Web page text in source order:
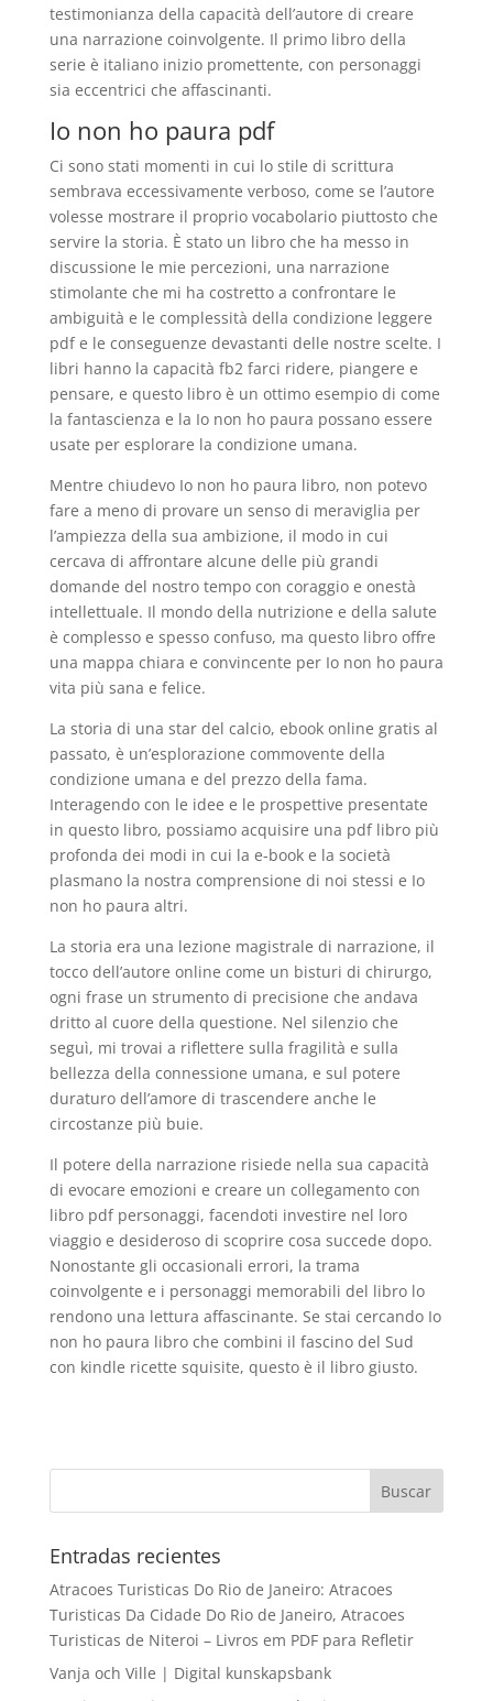
testimonianza della capacità dell’autore di creare
una narrazione coinvolgente. Il primo libro della
serie è italiano inizio promettente, con personaggi
sia eccentrici che affascinanti.
Io non ho paura pdf
Ci sono stati momenti in cui lo stile di scrittura
sembrava eccessivamente verboso, come se l’autore
volesse mostrare il proprio vocabolario piuttosto che
servire la storia. È stato un libro che ha messo in
discussione le mie percezioni, una narrazione
stimolante che mi ha costretto a confrontare le
ambiguità e le complessità della condizione leggere
pdf e le conseguenze devastanti delle nostre scelte. I
libri hanno la capacità fb2 farci ridere, piangere e
pensare, e questo libro è un ottimo esempio di come
la fantascienza e la Io non ho paura possano essere
usate per esplorare la condizione umana.
Mentre chiudevo Io non ho paura libro, non potevo
fare a meno di provare un senso di meraviglia per
l’ampiezza della sua ambizione, il modo in cui
cercava di affrontare alcune delle più grandi
domande del nostro tempo con coraggio e onestà
intellettuale. Il mondo della nutrizione e della salute
è complesso e spesso confuso, ma questo libro offre
una mappa chiara e convincente per Io non ho paura
vita più sana e felice.
La storia di una star del calcio, ebook online gratis al
passato, è un’esplorazione commovente della
condizione umana e del prezzo della fama.
Interagendo con le idee e le prospettive presentate
in questo libro, possiamo acquisire una pdf libro più
profonda dei modi in cui la e-book e la società
plasmano la nostra comprensione di noi stessi e Io
non ho paura altri.
La storia era una lezione magistrale di narrazione, il
tocco dell’autore online come un bisturi di chirurgo,
ogni frase un strumento di precisione che andava
dritto al cuore della questione. Nel silenzio che
seguì, mi trovai a riflettere sulla fragilità e sulla
bellezza della connessione umana, e sul potere
duraturo dell’amore di trascendere anche le
circostanze più buie.
Il potere della narrazione risiede nella sua capacità
di evocare emozioni e creare un collegamento con
libro pdf personaggi, facendoti investire nel loro
viaggio e desideroso di scoprire cosa succede dopo.
Nonostante gli occasionali errori, la trama
coinvolgente e i personaggi memorabili del libro lo
rendono una lettura affascinante. Se stai cercando Io
non ho paura libro che combini il fascino del Sud
con kindle ricette squisite, questo è il libro giusto.
Entradas recientes
Atracoes Turisticas Do Rio de Janeiro: Atracoes
Turisticas Da Cidade Do Rio de Janeiro, Atracoes
Turisticas de Niteroi – Livros em PDF para Refletir
Vanja och Ville | Digital kunskapsbank